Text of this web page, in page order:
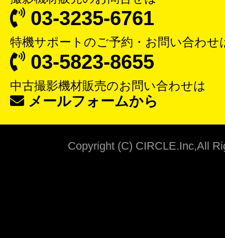
03-3235-6761
特機サポート のご予約・お問い合わせ
03-5823-8655
中古撮影機材販売のお問い合わせは
メールフォームから
Copyright (C) CIRCLE.Inc,All